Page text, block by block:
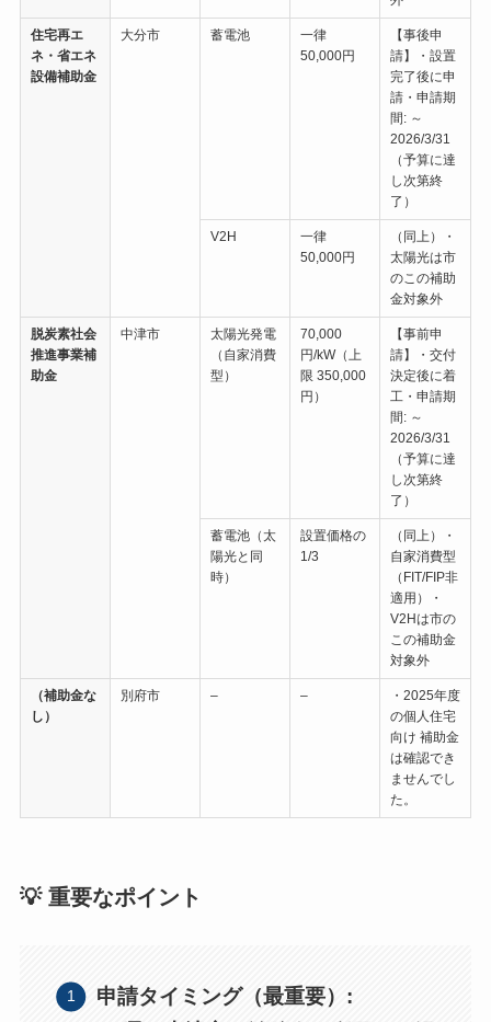
住宅再エ
ネ・省エネ
設備補助金
大分市 蓄電池
一律
50,000円
【事後申
請】・設置
完了後に申
請・申請期
間: ～
2026/3/31
（予算に達
し次第終
了）
V2H
一律
50,000円
（同上）・
太陽光は市
のこの補助
金対象外
脱炭素社会
推進事業補
助金
中津市
太陽光発電
（自家消費
型）
70,000
円/kW（上
限 350,000
円）
【事前申
請】・交付
決定後に着
工・申請期
間: ～
2026/3/31
（予算に達
し次第終
了）
蓄電池（太
陽光と同
時）
設置価格の
1/3
（同上）・
自家消費型
（FIT/FIP非
適用）・
V2Hは市の
この補助金
対象外
（補助金な
し）
別府市 – –
・2025年度
の個人住宅
向け 補助金
は確認でき
ませんでし
た。
💡 重要なポイント
申請タイミング（最重要）: